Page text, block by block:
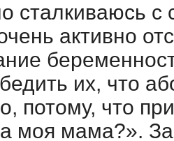
сталкиваюсь с
активно
их, что
потому, что
моя мама?».